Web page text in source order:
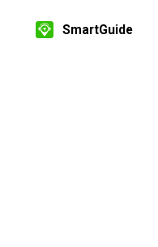
SmartGuide